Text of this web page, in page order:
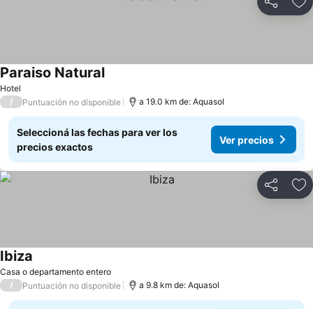
Compartir
Hotel
Paraiso NaturalVer precios
/ Puntuación no disponible a 19.0 km de: Aquasol
Seleccioná las fechas para ver los
precios exactos
Ver precios
Compartir
Casa o departamento entero
Ibiza
/ Puntuación no disponible a 9.8 km de: Aquasol